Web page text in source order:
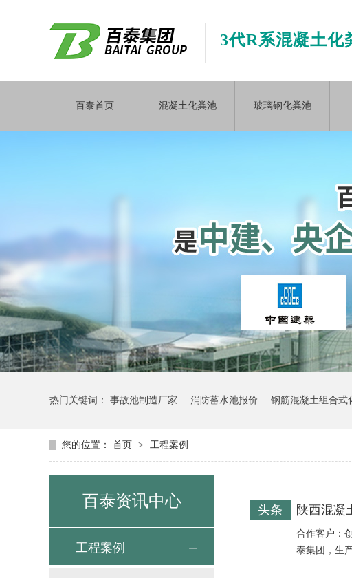
3代R系混凝土化
百泰首页 混凝土化粪池 玻璃钢化粪池
热门关键词： 事故池制造厂家 消防蓄水池报价 钢筋混凝土组合式
您的位置： 首页 > 工程案例
陕西混凝
头条
合作客户：
泰集团，生
百泰资讯中心
工程案例